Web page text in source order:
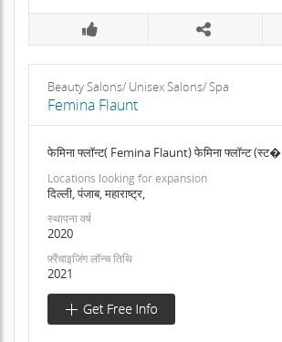
Beauty Salons/ Unisex Salons/ Spa
Femina Flaunt
फेमिना फ्लॉन्ट( Femina Flaunt) फेमिना फ्लॉन्ट (स्ट�
Locations looking for expansion
दिल्ली, पंजाब, महाराष्ट्र,
स्थापना वर्ष
2020
फ़्रैंचाइजिंग लॉन्च तिथि
2021